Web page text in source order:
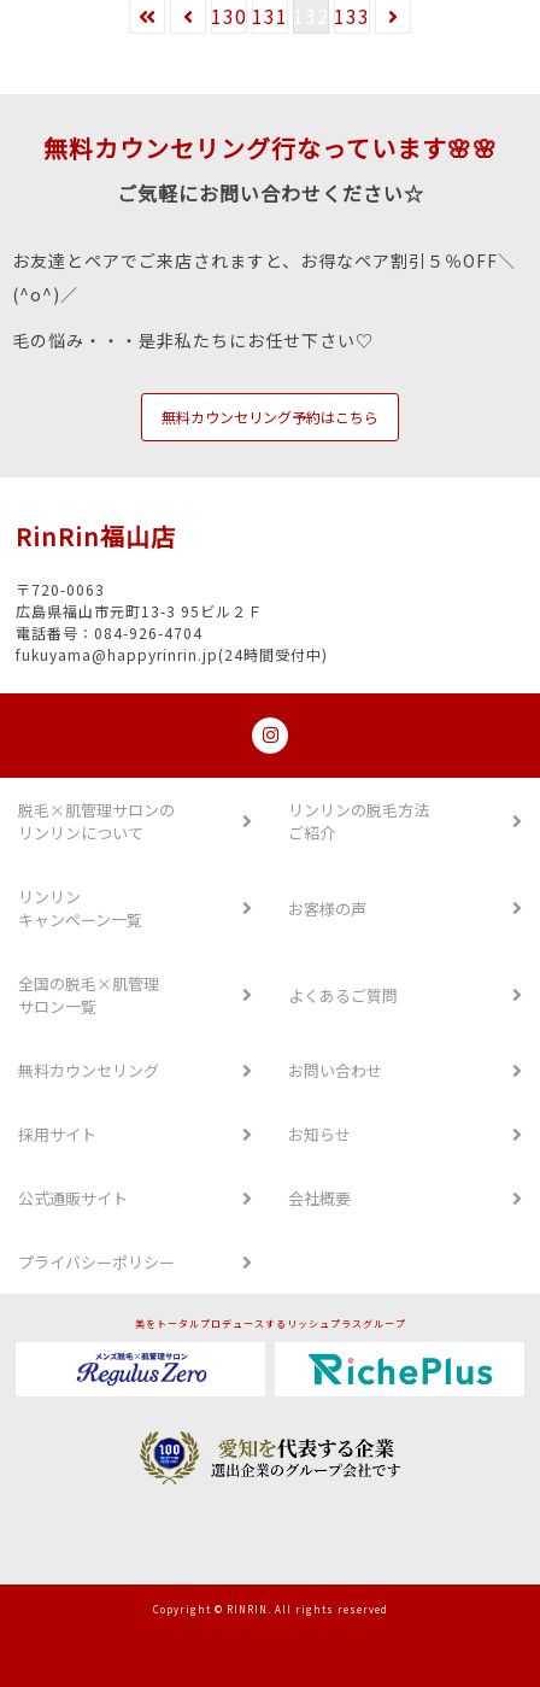
130 131 133
無料カウンセリング行なっています🌸🌸
ご気軽にお問い合わせください☆
お友達とペアでご来店されますと、お得なペア割引５％OFF＼
(^o^)／
毛の悩み・・・是非私たちにお任せ下さい♡
無料カウンセリング予約はこちら
RinRin福山店
〒720-0063
広島県福山市元町13-3 95ビル２Ｆ
電話番号：084-926-4704
fukuyama@happyrinrin.jp(24時間受付中)
脱毛×肌管理サロンの
リンリンについて
リンリンの脱毛方法
ご紹介
リンリン
キャンペーン一覧
お客様の声
全国の脱毛×肌管理
サロン一覧
よくあるご質問
無料カウンセリング お問い合わせ
採用サイト お知らせ
公式通販サイト 会社概要
プライバシーポリシー
美をトータルプロデュースするリッシュプラスグループ
Copyright © RINRIN. All rights reserved